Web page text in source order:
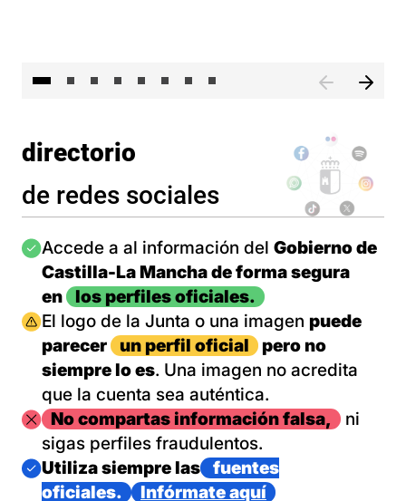
directorio
de redes sociales
Imagen
Accede a al información del Gobierno de
Castilla-La Mancha de forma segura
en
los perfiles oficiales.
Imagen
El logo de la Junta o una imagen puede
parecer
un perfil oficial
pero no
siempre lo es. Una imagen no acredita
que la cuenta sea auténtica.
ImagenNo compartas información falsa,
ni
sigas perfiles fraudulentos.
Imagen
Utiliza siempre las
fuentes
oficiales.
Infórmate aquí